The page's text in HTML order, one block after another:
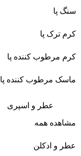
سنگ پا
کرم ترک پا
کرم مرطوب کننده پا
ماسک مرطوب کننده پا
عطر و اسپری
مشاهده همه
عطر و ادکلن